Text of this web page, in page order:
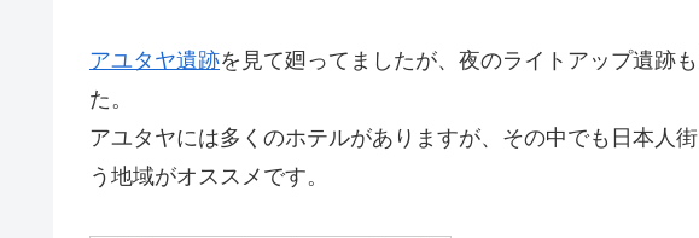
アユタヤ遺跡を見て廻ってましたが、夜のライトアップ遺跡
た。
アユタヤには多くのホテルがありますが、その中でも日本人
う地域がオススメです。